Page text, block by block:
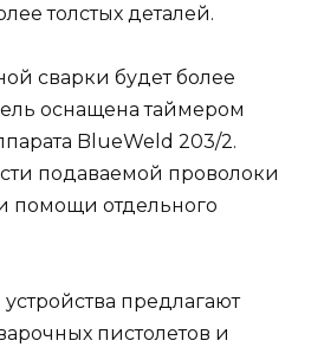
толстых деталей.
сварки будет более
оснащена таймером
BlueWeld 203/2.
подаваемой проволоки
помощи отдельного
предлагают
пистолетов и